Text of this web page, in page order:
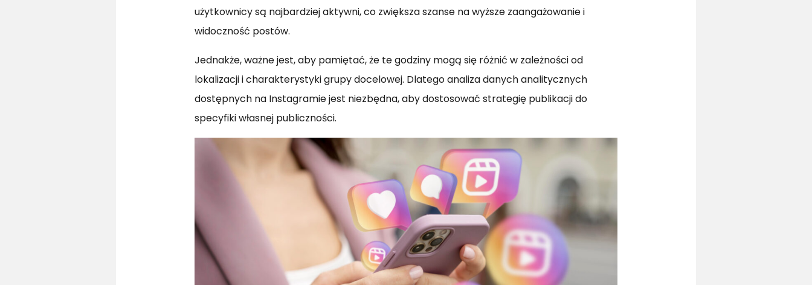
użytkownicy są najbardziej aktywni, co zwiększa szanse na wyższe zaangażowanie i
widoczność postów.
Jednakże, ważne jest, aby pamiętać, że te godziny mogą się różnić w zależności od
lokalizacji i charakterystyki grupy docelowej. Dlatego analiza danych analitycznych
dostępnych na Instagramie jest niezbędna, aby dostosować strategię publikacji do
specyfiki własnej publiczności.